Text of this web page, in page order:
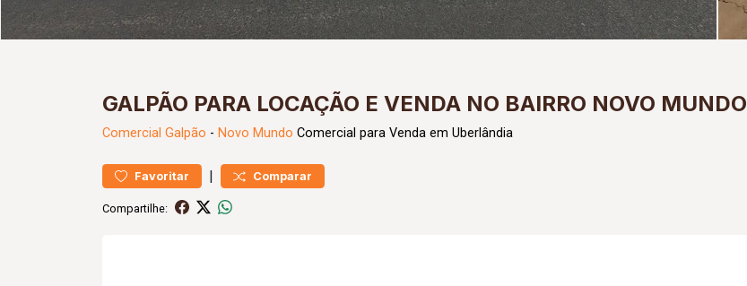
GALPÃO PARA LOCAÇÃO E VENDA NO BAIRRO NOVO MUNDO
Comercial Galpão - Novo Mundo Comercial para Venda em Uberlândia
Favoritar | Comparar
Compartilhe: